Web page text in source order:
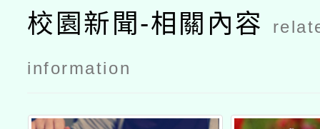
校園新聞-相關內容
information